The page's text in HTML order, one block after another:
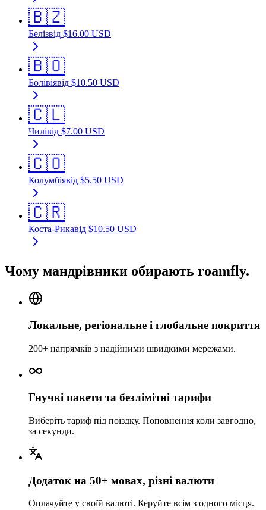
🇧🇿
Белізвід $16.00 USD
🇧🇴
Болівіявід $10.50 USD
🇨🇱
Чилівід $7.00 USD
🇨🇴
Колумбіявід $5.50 USD
🇨🇷
Коста-Рикавід $10.50 USD
Чому мандрівники обирають roamfly.
Локальне, регіональне і глобальне покриття
200+ напрямків з надійними швидкими мережами.
Гнучкі пакети та безлімітні тарифи
Виберіть тариф під поїздку. Поповнення коли завгодно,
за секунди.
Додаток на 50+ мовах, різні валюти
Оплачуйте у своїй валюті. Керуйте всім з одного місця.